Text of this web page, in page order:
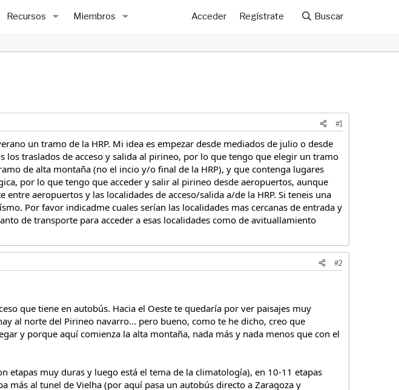
Recursos Miembros Acceder Regístrate Buscar
#1
un tramo de la HRP. Mi idea es empezar desde mediados de julio o desde
traslados de acceso y salida al pirineo, por lo que tengo que elegir un tramo
de alta montaña (no el incio y/o final de la HRP), y que contenga lugares
por lo que tengo que acceder y salir al pirineo desde aeropuertos, aunque
aeropuertos y las localidades de acceso/salida a/de la HRP. Si teneis una
Por favor indicadme cuales serían las localidades mas cercanas de entrada y
de transporte para acceder a esas localidades como de avituallamiento
#2
que tiene en autobús. Hacia el Oeste te quedaría por ver paisajes muy
al norte del Pirineo navarro... pero bueno, como te he dicho, creo que
y porque aquí comienza la alta montaña, nada más y nada menos que con el
etapas muy duras y luego está el tema de la climatología), en 10-11 etapas
más al tunel de Vielha (por aquí pasa un autobús directo a Zaragoza y